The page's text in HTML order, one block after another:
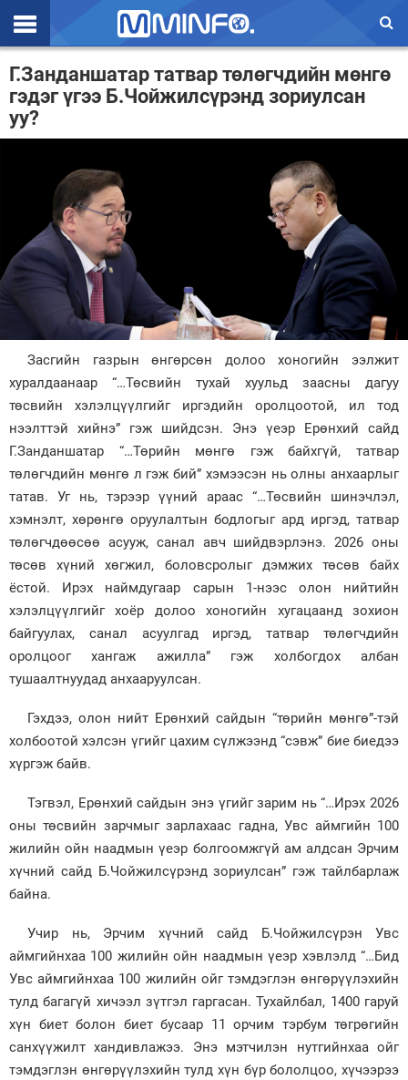
Эхлэл
Цаг агаар
Валют ханш
Эдийн засаг
Үзэл бодол
Дэлхий
Энтертайнмэнт
Зурхай
Г.Занданшатар татвар төлөгчдийн мөнгө
гэдэг үгээ Б.Чойжилсүрэнд зориулсан
уу?
Засгийн газрын өнгөрсөн долоо хоногийн ээлжит
хуралдаанаар “…Төсвийн тухай хуульд заасны дагуу
төсвийн хэлэлцүүлгийг иргэдийн оролцоотой, ил тод
нээлттэй хийнэ” гэж шийдсэн. Энэ үеэр Ерөнхий сайд
Г.Занданшатар “…Төрийн мөнгө гэж байхгүй, татвар
төлөгчдийн мөнгө л гэж бий” хэмээсэн нь олны анхаарлыг
татав. Уг нь, тэрээр үүний араас “…Төсвийн шинэчлэл,
хэмнэлт, хөрөнгө оруулалтын бодлогыг ард иргэд, татвар
төлөгчдөөсөө асууж, санал авч шийдвэрлэнэ. 2026 оны
төсөв хүний хөгжил, боловсролыг дэмжих төсөв байх
ёстой. Ирэх наймдугаар сарын 1-нээс олон нийтийн
хэлэлцүүлгийг хоёр долоо хоногийн хугацаанд зохион
байгуулах, санал асуулгад иргэд, татвар төлөгчдийн
оролцоог хангаж ажилла” гэж холбогдох албан
тушаалтнуудад анхааруулсан.
Гэхдээ, олон нийт Ерөнхий сайдын “төрийн мөнгө”-тэй
холбоотой хэлсэн үгийг цахим сүлжээнд “сэвж” бие биедээ
хүргэж байв.
Тэгвэл, Ерөнхий сайдын энэ үгийг зарим нь “…Ирэх 2026
оны төсвийн зарчмыг зарлахаас гадна, Увс аймгийн 100
жилийн ойн наадмын үеэр болгоомжгүй ам алдсан Эрчим
хүчний сайд Б.Чойжилсүрэнд зориулсан” гэж тайлбарлаж
байна.
Учир нь, Эрчим хүчний сайд Б.Чойжилсүрэн Увс
аймгийнхаа 100 жилийн ойн наадмын үеэр хэвлэлд “…Бид
Увс аймгийнхаа 100 жилийн ойг тэмдэглэн өнгөрүүлэхийн
тулд багагүй хичээл зүтгэл гаргасан. Тухайлбал, 1400 гаруй
хүн биет болон биет бусаар 11 орчим тэрбум төгрөгийн
санхүүжилт хандивлажээ. Энэ мэтчилэн нутгийнхаа ойг
тэмдэглэн өнгөрүүлэхийн тулд хүн бүр бололцоо, хүчээрээ